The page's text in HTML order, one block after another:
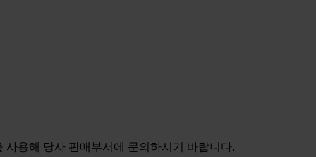
용해 당사 판매부서에 문의하시기 바랍니다.